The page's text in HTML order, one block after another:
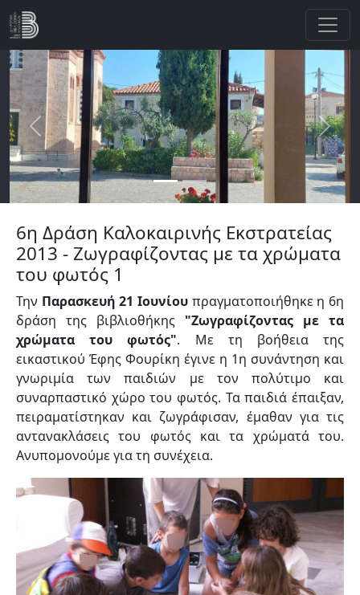
Παράκαμψη προς το κυρίως περιεχόμενο
Previous Next
6η Δράση Καλοκαιρινής Εκστρατείας
2013 - Ζωγραφίζοντας με τα χρώματα
του φωτός 1
Την Παρασκευή 21 Ιουνίου πραγματοποιήθηκε η 6η
δράση της βιβλιοθήκης "Ζωγραφίζοντας με τα
χρώματα του φωτός". Με τη βοήθεια της
εικαστικού Έφης Φουρίκη έγινε η 1η συνάντηση και
γνωριμία των παιδιών με τον πολύτιμο και
συναρπαστικό χώρο του φωτός. Τα παιδιά έπαιξαν,
πειραματίστηκαν και ζωγράφισαν, έμαθαν για τις
αντανακλάσεις του φωτός και τα χρώματά του.
Ανυπομονούμε για τη συνέχεια.